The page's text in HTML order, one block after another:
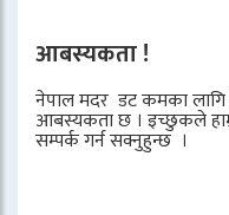
आबस्यकता !
नेपाल मदर डट कमका लागि
आबस्यकता छ । इच्छुकले
सम्पर्क गर्न सक्नुहुन्छ ।